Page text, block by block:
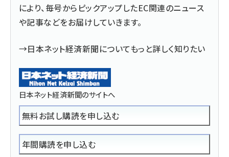
により、毎号からピックアップしたEC関連のニュース
や記事などをお届けしていきます。
→日本ネット経済新聞についてもっと詳しく知りたい
日本ネット経済新聞のサイトへ
無料お試し購読を申し込む
年間購読を申し込む